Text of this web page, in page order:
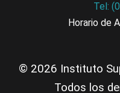
Tel:
Horario de
© 2026 Instituto
Todos los